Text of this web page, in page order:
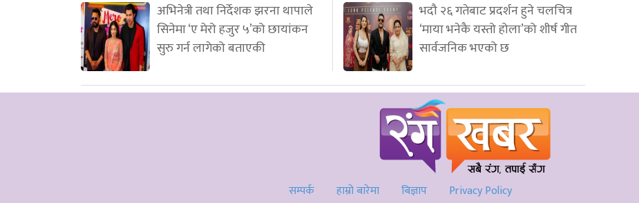
अभिनेत्री तथा निर्देशक झरना थापाले
सिनेमा ‘ए मेरो हजुर ५’को छायांकन
सुरु गर्न लागेको बताएकी
भदौ २६ गतेबाट प्रदर्शन हुने चलचित्र
‘माया भनेकै यस्तो होला’को शीर्ष गीत
सार्वजनिक भएको छ
सम्पर्क हाम्रो बारेमा बिज्ञाप Privacy Policy